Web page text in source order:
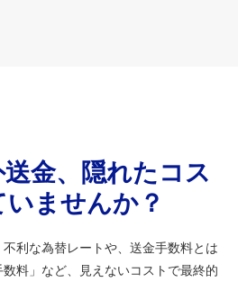
金、隠れたコス
いませんか？
利な為替レートや、送金手数料とは
料」など、見えないコストで最終的